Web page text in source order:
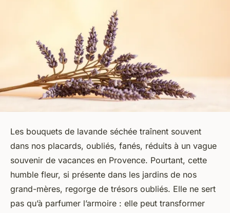
Les bouquets de lavande séchée traînent souvent
dans nos placards, oubliés, fanés, réduits à un vague
souvenir de vacances en Provence. Pourtant, cette
humble fleur, si présente dans les jardins de nos
grand-mères, regorge de trésors oubliés. Elle ne sert
pas qu’à parfumer l’armoire : elle peut transformer